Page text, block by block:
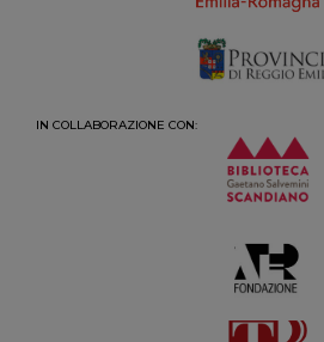
IN COLLABORAZIONE CON: